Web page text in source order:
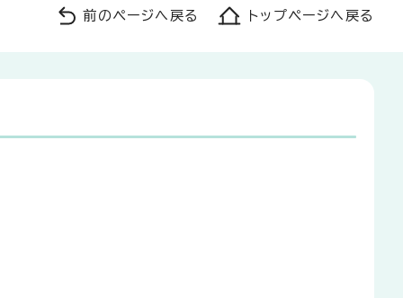
前のページへ戻る トップページへ戻る